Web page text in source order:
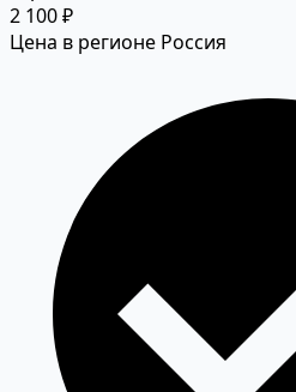
2 100 ₽
Цена в регионе Россия